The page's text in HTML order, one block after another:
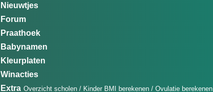
Nieuwtjes
Forum
Praathoek
Babynamen
Kleurplaten
Winacties
Extra Overzicht scholen/ Kinder BMI berekenen/ Ovulatie berekenen